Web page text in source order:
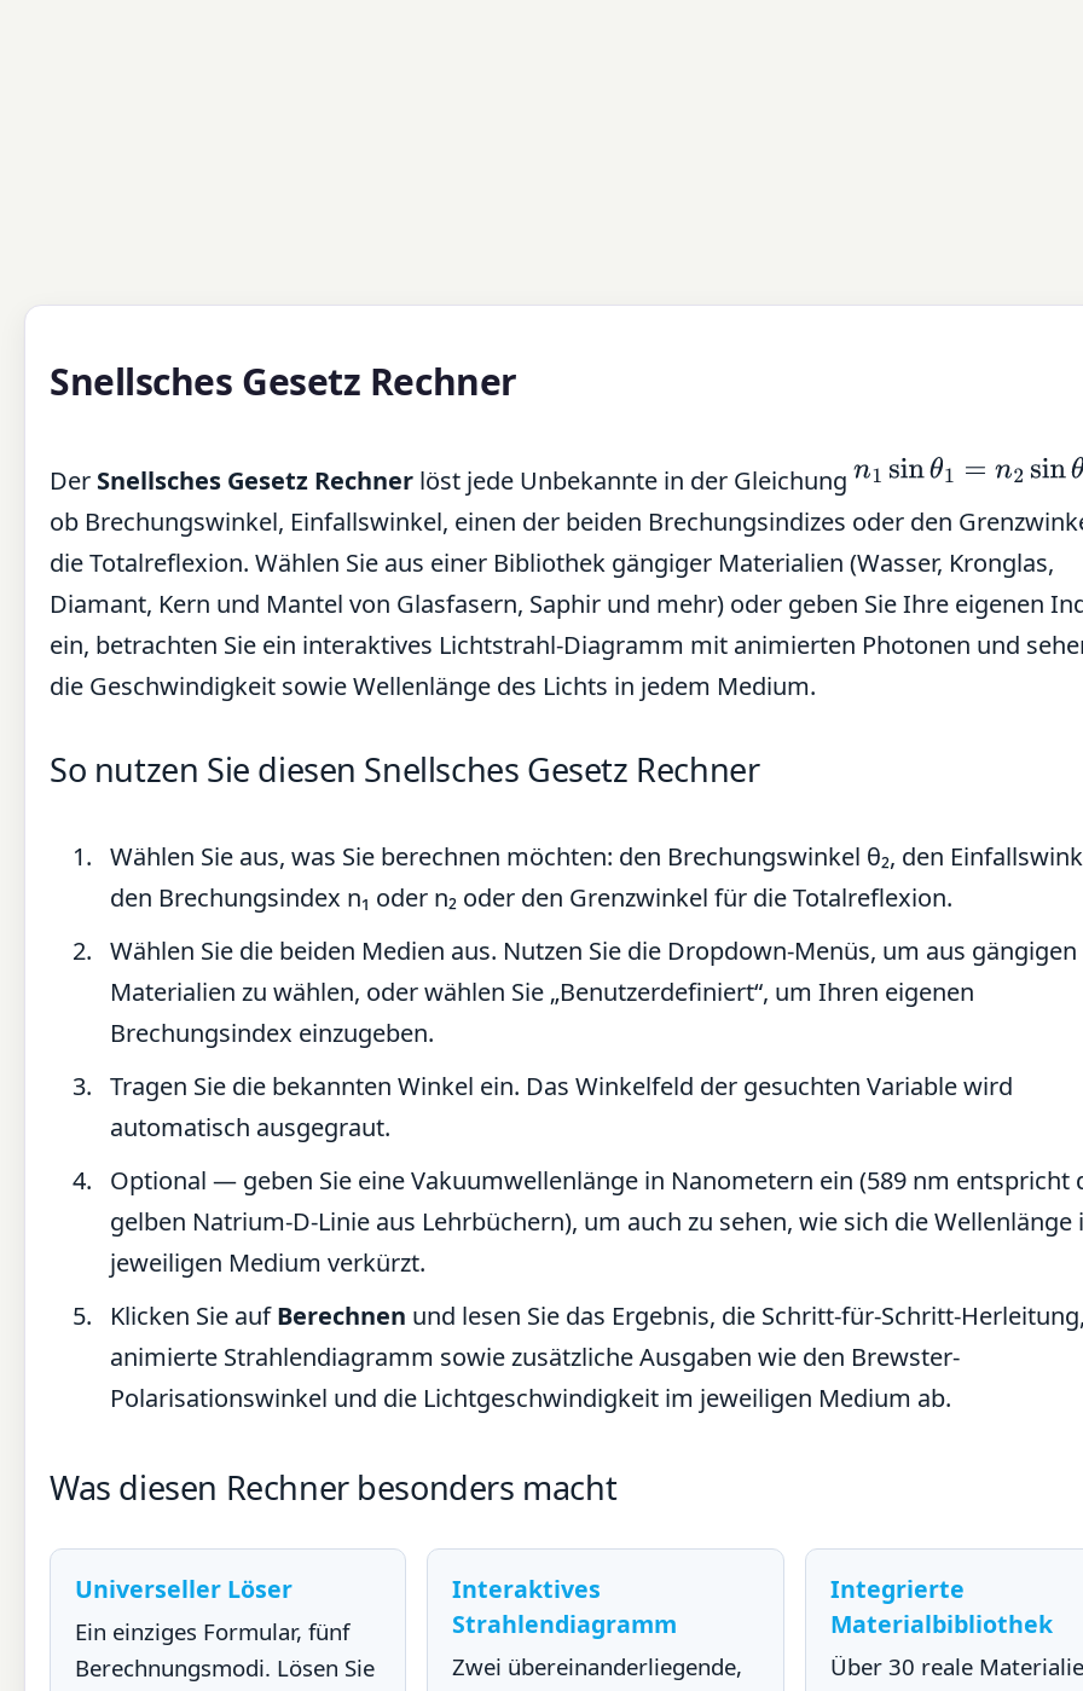
Snellsches Gesetz Rechner
Der Snellsches Gesetz Rechner löst jede Unbekannte in der Gleichung n1 sinθ1= n2sinθ 2
ob Brechungswinkel, Einfallswinkel, einen der beiden Brechungsindizes oder den
die Totalreflexion. Wählen Sie aus einer Bibliothek gängiger Materialien (Wasser, Kronglas,
Diamant, Kern und Mantel von Glasfasern, Saphir und mehr) oder geben Sie Ihre eigenen
ein, betrachten Sie ein interaktives Lichtstrahl-Diagramm mit animierten Photonen und
die Geschwindigkeit sowie Wellenlänge des Lichts in jedem Medium.
So nutzen Sie diesen Snellsches Gesetz Rechner
Wählen Sie aus, was Sie berechnen möchten: den Brechungswinkel θ₂, den
den Brechungsindex n₁ oder n₂ oder den Grenzwinkel für die Totalreflexion.
Wählen Sie die beiden Medien aus. Nutzen Sie die Dropdown-Menüs, um aus gängigen
Materialien zu wählen, oder wählen Sie „Benutzerdefiniert“, um Ihren eigenen
Brechungsindex einzugeben.
Tragen Sie die bekannten Winkel ein. Das Winkelfeld der gesuchten Variable wird
automatisch ausgegraut.
Optional — geben Sie eine Vakuumwellenlänge in Nanometern ein (589 nm entspricht
gelben Natrium-D-Linie aus Lehrbüchern), um auch zu sehen, wie sich die Wellenlänge
jeweiligen Medium verkürzt.
Klicken Sie aufBerechnen und lesen Sie das Ergebnis, die Schritt-für-Schritt-
animierte Strahlendiagramm sowie zusätzliche Ausgaben wie den Brewster-
Polarisationswinkel und die Lichtgeschwindigkeit im jeweiligen Medium ab.
Was diesen Rechner besonders macht
Universeller Löser
Ein einziges Formular, fünf
Berechnungsmodi. Lösen Sie
Interaktives
Strahlendiagramm
Zwei übereinanderliegende,
Integrierte
Materialbibliothek
Über 30 reale